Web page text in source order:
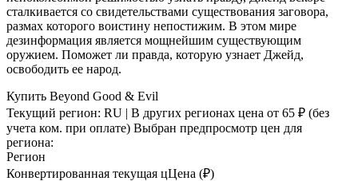
сталкивается со свидетельствами существования заговора,
размах которого воистину непостижим. В этом мире
дезинформация является мощнейшим существующим
оружием. Поможет ли правда, которую узнает Джейд,
освободить ее народ.
Купить Beyond Good & Evil
Текущий регион: RU | В других регионах цена от 65 ₽ (без
учета ком. при оплате) Выбран предпросмотр цен для
региона:
Регион
Конвертированная текущая цЦена (₽)